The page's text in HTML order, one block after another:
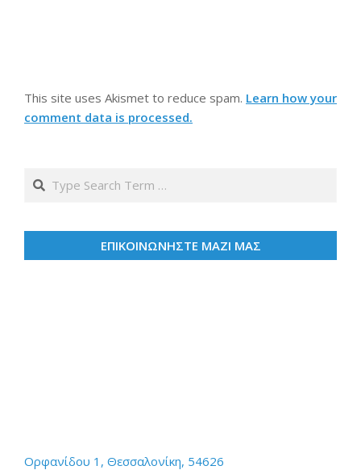
This site uses Akismet to reduce spam. Learn how your
comment data is processed.
Search
ΕΠΙΚΟΙΝΩΝΗΣΤΕ ΜΑΖΙ ΜΑΣ
Ορφανίδου 1, Θεσσαλονίκη, 54626